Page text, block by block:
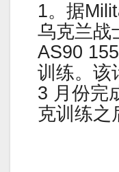
1。据
乌克兰战
AS90
训练。该
3 月份完
克训练之